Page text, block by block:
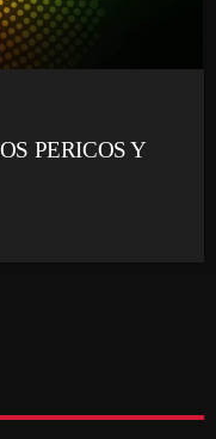
PERICOS Y